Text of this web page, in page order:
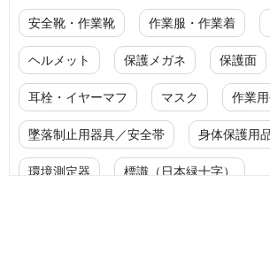
安全靴・作業靴 作業服・作業着
ヘルメット 保護メガネ 保護面
耳栓・イヤーマフ マスク 作業
墜落制止用器具／安全帯 身体保護用
環境測定器 標識（日本緑十字）